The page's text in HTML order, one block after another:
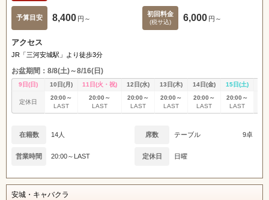
予算目安 8,400 円～
初回料金
(税サ込) 6,000 円～
アクセス
JR「三河安城駅」より徒歩3分
お盆期間：8/8(土)～8/16(日)
9日(日) 10日(月) 11日(火・祝) 12日(水) 13日(木) 14日(金) 15日(土)
定休日
20:00～
LAST
20:00～
LAST
20:00～
LAST
20:00～
LAST
20:00～
LAST
20:00～
LAST
在籍数 14人 席数 テーブル 9卓
営業時間 20:00～LAST 定休日 日曜
安城・キャバクラ